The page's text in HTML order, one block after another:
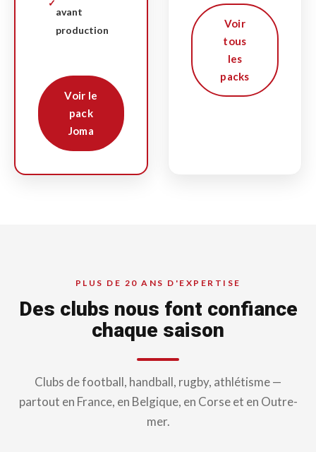
avant
production
Voir le
pack
Joma
Voir
tous
les
packs
PLUS DE 20 ANS D'EXPERTISE
Des clubs nous font confiance
chaque saison
Clubs de football, handball, rugby, athlétisme —
partout en France, en Belgique, en Corse et en Outre-
mer.